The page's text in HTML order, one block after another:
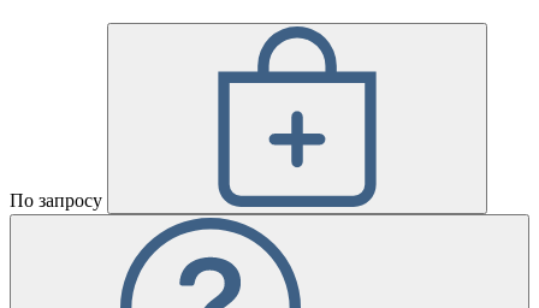
По запросу